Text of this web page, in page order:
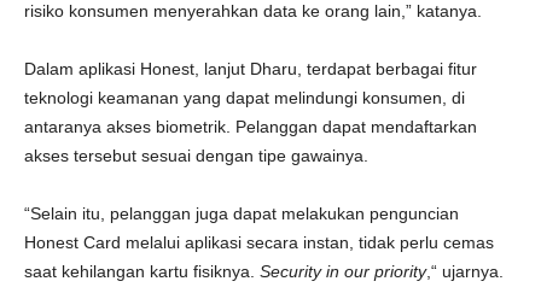
risiko konsumen menyerahkan data ke orang lain,” katanya.
Dalam aplikasi Honest, lanjut Dharu, terdapat berbagai fitur
teknologi keamanan yang dapat melindungi konsumen, di
antaranya akses biometrik. Pelanggan dapat mendaftarkan
akses tersebut sesuai dengan tipe gawainya.
“Selain itu, pelanggan juga dapat melakukan penguncian
Honest Card melalui aplikasi secara instan, tidak perlu cemas
saat kehilangan kartu fisiknya. Security in our priority,“ ujarnya.